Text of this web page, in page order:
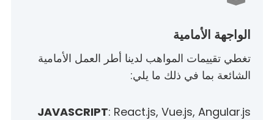
الواجهة الأمامية
تغطي تقييمات المواهب لدينا أطر العمل الأمامية
الشائعة بما في ذلك ما يلي:
JAVASCRIPT: React.js, Vue.js, Angular.js